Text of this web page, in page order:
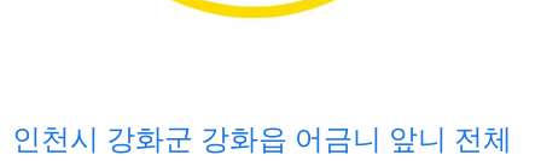
인천시 강화군 강화읍 어금니 앞니 전체